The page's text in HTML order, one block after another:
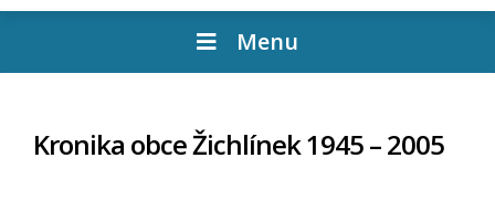
Menu
Kronika obce Žichlínek 1945 – 2005